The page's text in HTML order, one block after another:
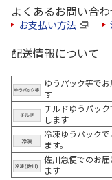
よくあるお問い合
お支払い方法
配送情報について
ゆうパック等で
す
チルドゆうパッ
します
冷凍ゆうパックで
ます。
佐川急便でのお届
ます